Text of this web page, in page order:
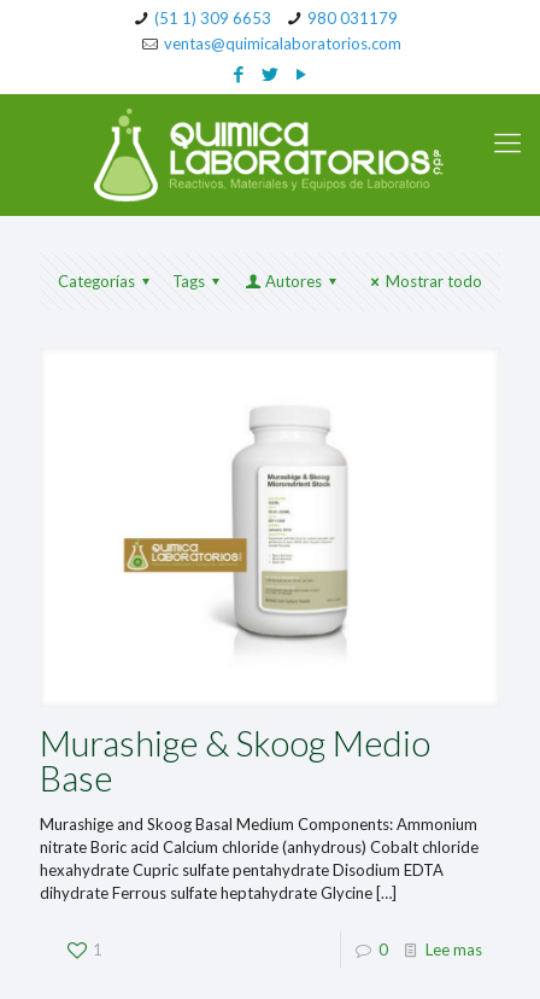
(51 1) 309 6653
980 031179
ventas@quimicalaboratorios.com
Categorías Tags Autores Mostrar todo
Murashige & Skoog Medio
Base
Murashige and Skoog Basal Medium Components: Ammonium
nitrate Boric acid Calcium chloride (anhydrous) Cobalt chloride
hexahydrate Cupric sulfate pentahydrate Disodium EDTA
dihydrate Ferrous sulfate heptahydrate Glycine […]
1 0 Lee mas